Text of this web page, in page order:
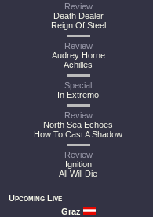
Review
Death Dealer
Reign Of Steel
Review
Audrey Horne
Achilles
Special
In Extremo
Review
North Sea Echoes
How To Cast A Shadow
Review
Ignition
All Will Die
Upcoming Live
Graz